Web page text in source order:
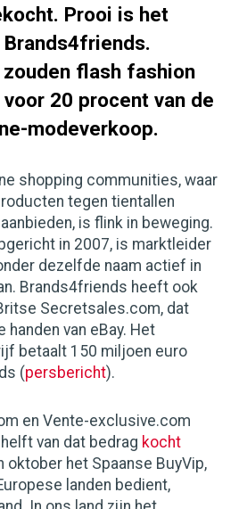
Prooi is het
flash fashion
20 procent van de
modeverkoop.
shopping communities, waar
tegen tientallen
is flink in beweging.
in 2007, is marktleider
dezelfde naam actief in
Brands4friends heeft ook
Secretsales.com, dat
handen van eBay. Het
betaalt 150 miljoen euro
(persbericht).
en Vente-exclusive.com
van dat bedrag kocht
oktober het Spaanse BuyVip,
landen bedient,